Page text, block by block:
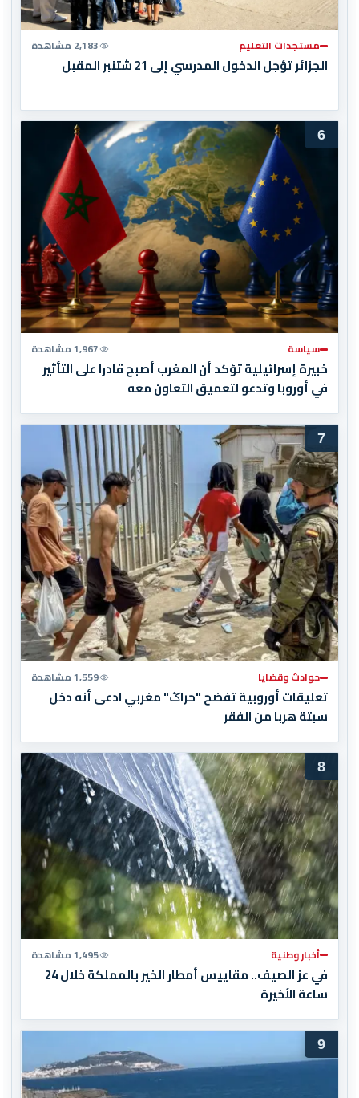
مستجدات التعليم 2,183 مشاهدة
الجزائر تؤجل الدخول المدرسي إلى 21 شتنبر المقبل
6
سياسة 1,967 مشاهدة
خبيرة إسرائيلية تؤكد أن المغرب أصبح قادرا على التأثير
في أوروبا وتدعو لتعميق التعاون معه
7
حوادث وقضايا 1,559 مشاهدة
تعليقات أوروبية تفضح "حراݣ" مغربي ادعى أنه دخل
سبتة هربا من الفقر
8
أخبار وطنية 1,495 مشاهدة
في عز الصيف.. مقاييس أمطار الخير بالمملكة خلال 24
ساعة الأخيرة
9